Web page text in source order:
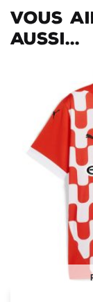
Vous
aussi...